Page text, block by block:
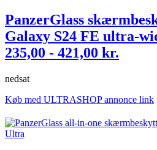
PanzerGlass
Galaxy S24 FE ultra-
235,00 - 421,00 kr.
nedsat
Køb med ULTRASHOP annonce link